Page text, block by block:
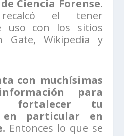
Ciencia Forense.
el tener
uso con los sitios
Gate, Wikipedia y
con muchísimas
para
fortalecer tu
en particular en
Entonces lo que se